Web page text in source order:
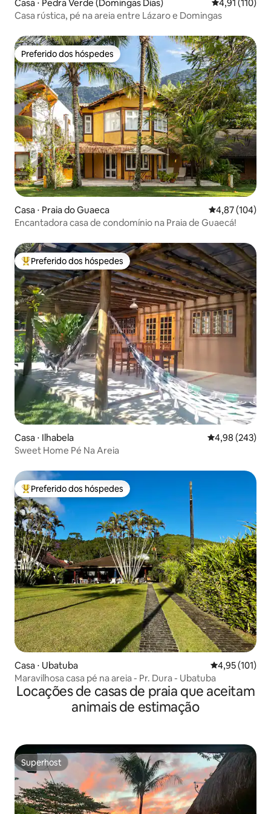
Casa ⋅ Pedra Verde (Domingas Dias) 4,91 de uma
4,91 (110)
Casa rústica, pé na areia entre Lázaro e Domingas
Preferido dos hóspedes
Preferido dos hóspedes
Casa ⋅ Praia do Guaeca 4,87 de uma
4,87 (104)
Encantadora casa de condomínio na Praia de Guaecá!
Entre os melhores preferidos dos hóspedes
Preferido dos hóspedes
Casa ⋅ Ilhabela 4,98 de uma
4,98 (243)
Sweet Home Pé Na Areia
Entre os melhores preferidos dos hóspedes
Preferido dos hóspedes
Casa ⋅ Ubatuba 4,95 de uma
4,95 (101)
Maravilhosa casa pé na areia - Pr. Dura - Ubatuba
Locações de casas de praia que aceitam
animais de estimação
Superhost
Superhost